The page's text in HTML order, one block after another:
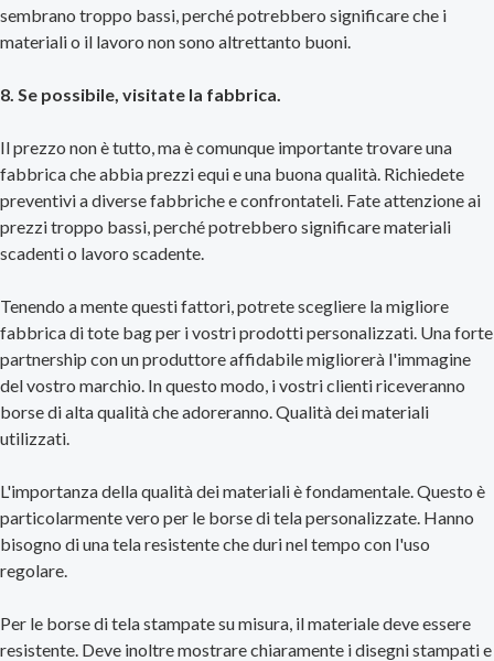
sembrano troppo bassi, perché potrebbero significare che i
materiali o il lavoro non sono altrettanto buoni.
8. Se possibile, visitate la fabbrica.
Il prezzo non è tutto, ma è comunque importante trovare una
fabbrica che abbia prezzi equi e una buona qualità. Richiedete
preventivi a diverse fabbriche e confrontateli. Fate attenzione ai
prezzi troppo bassi, perché potrebbero significare materiali
scadenti o lavoro scadente.
Tenendo a mente questi fattori, potrete scegliere la migliore
fabbrica di tote bag per i vostri prodotti personalizzati. Una forte
partnership con un produttore affidabile migliorerà l'immagine
del vostro marchio. In questo modo, i vostri clienti riceveranno
borse di alta qualità che adoreranno. Qualità dei materiali
utilizzati.
L'importanza della qualità dei materiali è fondamentale. Questo è
particolarmente vero per le borse di tela personalizzate. Hanno
bisogno di una tela resistente che duri nel tempo con l'uso
regolare.
Per le borse di tela stampate su misura, il materiale deve essere
resistente. Deve inoltre mostrare chiaramente i disegni stampati e